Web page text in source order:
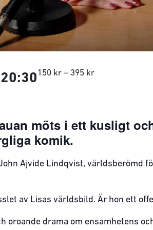
20:30 150 kr – 395 kr
möts i ett kusligt
komik.
Ajvide Lindqvist, världsberömd
av Lisas världsbild. Är hon ett
oroande drama om ensamhetens